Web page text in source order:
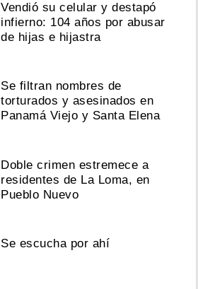
Vendió su celular y destapó
infierno: 104 años por abusar
de hijas e hijastra
Se filtran nombres de
torturados y asesinados en
Panamá Viejo y Santa Elena
Doble crimen estremece a
residentes de La Loma, en
Pueblo Nuevo
Se escucha por ahí